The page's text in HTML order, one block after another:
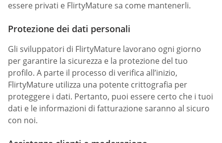
essere privati e FlirtyMature sa come mantenerli.
Protezione dei dati personali
Gli sviluppatori di FlirtyMature lavorano ogni giorno
per garantire la sicurezza e la protezione del tuo
profilo. A parte il processo di verifica all’inizio,
FlirtyMature utilizza una potente crittografia per
proteggere i dati. Pertanto, puoi essere certo che i tuoi
dati e le informazioni di fatturazione saranno al sicuro
con noi.